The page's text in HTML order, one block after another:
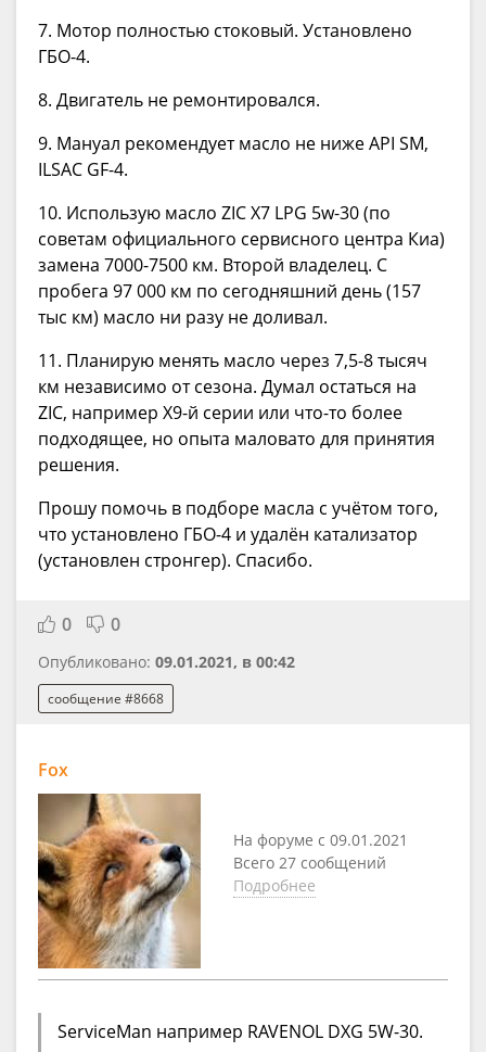
7. Мотор полностью стоковый. Установлено
ГБО-4.
8. Двигатель не ремонтировался.
9. Мануал рекомендует масло не ниже API SM,
ILSAC GF-4.
10. Использую масло ZIC X7 LPG 5w-30 (по
советам официального сервисного центра Киа)
замена 7000-7500 км. Второй владелец. С
пробега 97 000 км по сегодняшний день (157
тыс км) масло ни разу не доливал.
11. Планирую менять масло через 7,5-8 тысяч
км независимо от сезона. Думал остаться на
ZIC, например Х9-й серии или что-то более
подходящее, но опыта маловато для принятия
решения.
Прошу помочь в подборе масла с учётом того,
что установлено ГБО-4 и удалён катализатор
(установлен стронгер). Спасибо.
0 0
Опубликовано: 09.01.2021, в 00:42
сообщение #8668
Fox
На форуме с 09.01.2021
Всего 27 сообщений
Подробнее
ServiceMan например RAVENOL DXG 5W-30.